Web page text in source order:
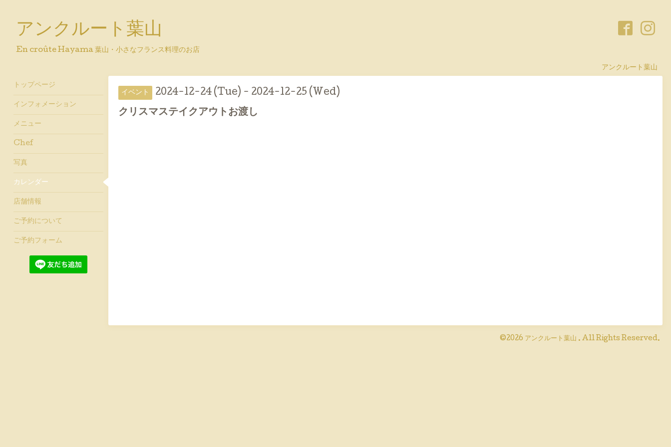
アンクルート葉山
En croûte Hayama 葉山・小さなフランス料理のお店
アンクルート葉山
イベント 2024-12-24 (Tue) - 2024-12-25 (Wed)
クリスマステイクアウトお渡し
©2026 アンクルート葉山 . All Rights Reserved.
トップページ
インフォメーション
メニュー
Chef
写真
カレンダー
店舗情報
ご予約について
ご予約フォーム